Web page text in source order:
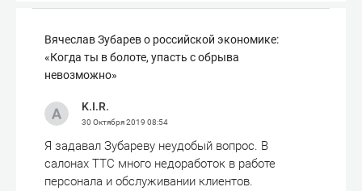
Вячеслав Зубарев о российской экономике:
«Когда ты в болоте, упасть с обрыва
невозможно»
K.I.R.
30 Октября 2019 08:54
Я задавал Зубареву неудобый вопрос. В
салонах ТТС много недоработок в работе
персонала и обслуживании клиентов.